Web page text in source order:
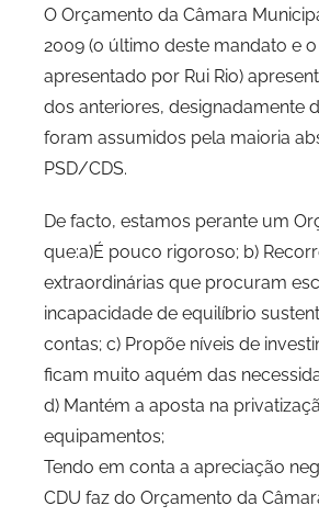
O Orçamento da Câmara
2009 (o último deste mandato e
apresentado por Rui Rio)
dos anteriores, designadamente
foram assumidos pela maioria
PSD/CDS.
De facto, estamos perante um
que:a)É pouco rigoroso; b)
extraordinárias que procuram
incapacidade de equilíbrio
contas; c) Propõe níveis de
ficam muito aquém das
d) Mantém a aposta na
equipamentos;
Tendo em conta a apreciação
CDU faz do Orçamento da